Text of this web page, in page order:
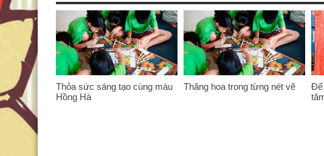
Thỏa sức sáng tạo cùng màu
Hồng Hà
Thăng hoa trong từng nét vẽ
Để